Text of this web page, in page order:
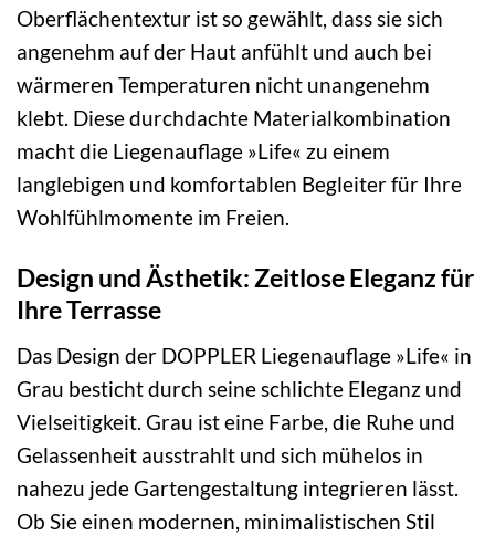
Oberflächentextur ist so gewählt, dass sie sich
angenehm auf der Haut anfühlt und auch bei
wärmeren Temperaturen nicht unangenehm
klebt. Diese durchdachte Materialkombination
macht die Liegenauflage »Life« zu einem
langlebigen und komfortablen Begleiter für Ihre
Wohlfühlmomente im Freien.
Design und Ästhetik: Zeitlose Eleganz für
Ihre Terrasse
Das Design der DOPPLER Liegenauflage »Life« in
Grau besticht durch seine schlichte Eleganz und
Vielseitigkeit. Grau ist eine Farbe, die Ruhe und
Gelassenheit ausstrahlt und sich mühelos in
nahezu jede Gartengestaltung integrieren lässt.
Ob Sie einen modernen, minimalistischen Stil